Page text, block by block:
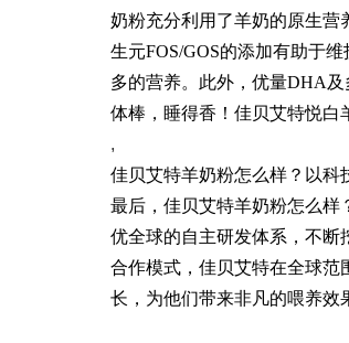
奶粉充分利用了羊奶的原生营
生元FOS/GOS的添加有助于
多的营养。此外，优量DHA
体棒，睡得香！佳贝艾特悦白
,
佳贝艾特羊奶粉怎么样？以科
最后，佳贝艾特羊奶粉怎么样
优全球的自主研发体系，不断
合作模式，佳贝艾特在全球范
长，为他们带来非凡的喂养效